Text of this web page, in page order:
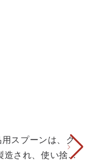
スプーンは、ク
造され、使い捨て